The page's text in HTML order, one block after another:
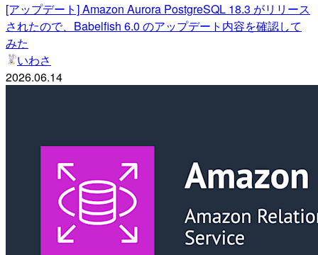
[アップデート] Amazon Aurora PostgreSQL 18.3 がリリース
されたので、Babelfish 6.0 のアップデート内容を確認して
みた
いわさ
2026.06.14